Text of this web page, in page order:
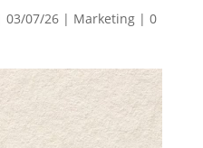
03/07/26| Marketing| 0